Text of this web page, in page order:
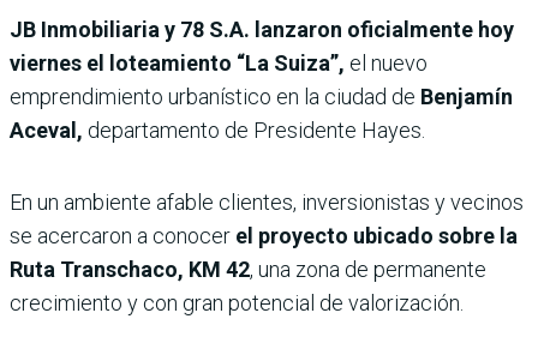
JB Inmobiliaria y 78 S.A. lanzaron oficialmente hoy
viernes el loteamiento “La Suiza”, el nuevo
emprendimiento urbanístico en la ciudad de Benjamín
Aceval, departamento de Presidente Hayes.
En un ambiente afable clientes, inversionistas y vecinos
se acercaron a conocer el proyecto ubicado sobre la
Ruta Transchaco, KM 42, una zona de permanente
crecimiento y con gran potencial de valorización.